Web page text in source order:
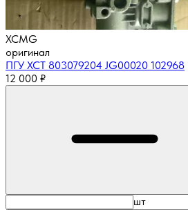
XCMG
оригинал
ПГУ XCT 803079204 JG00020 102968
12 000 ₽
шт